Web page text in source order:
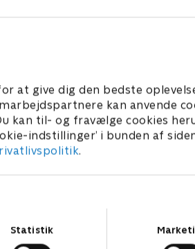
at give dig den bedste
kan anvende
kan til- og fravælge cookies
indstillinger’ i bunden af
.
Statistik